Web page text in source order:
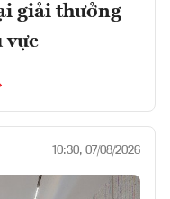
giải thưởng
vực
10:30, 07/08/2026